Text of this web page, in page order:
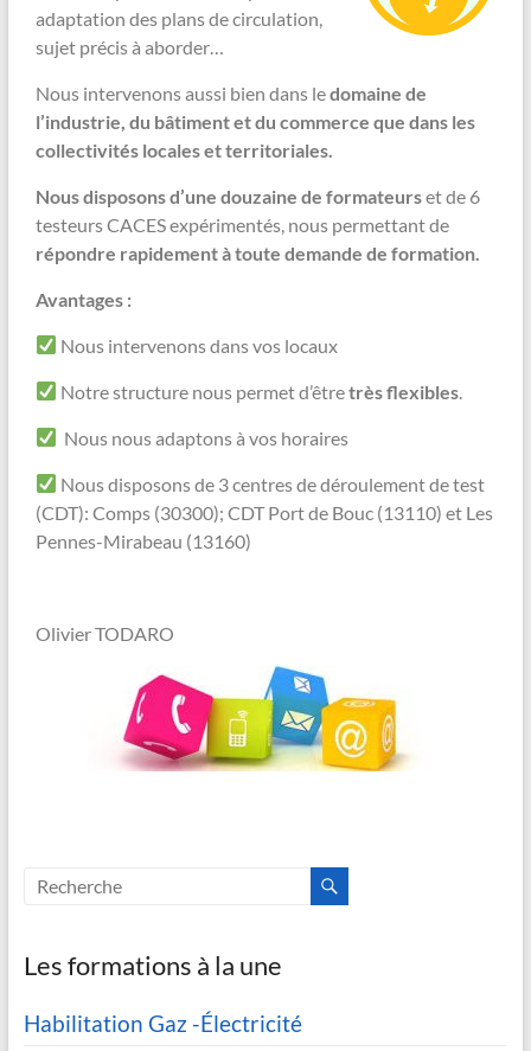
adaptation des plans de circulation,
sujet précis à aborder…
Nous intervenons aussi bien dans ledomaine de
l’industrie, du bâtiment et du commerce que dans les
collectivités locales et territoriales.
Nous disposons d’une douzaine de formateurset de 6
testeurs CACES expérimentés, nous permettant de
répondre rapidement à toute demande de formation.
Avantages :
Nous intervenons dans vos locaux
Notre structure nous permet d’êtretrès flexibles.
Nous nous adaptons à vos horaires
Nous disposons de 3 centres de déroulement de test
(CDT): Comps (30300); CDT Port de Bouc (13110) et Les
Pennes-Mirabeau (13160)
Olivier TODARO
Les formations à la une
Habilitation Gaz -Électricité